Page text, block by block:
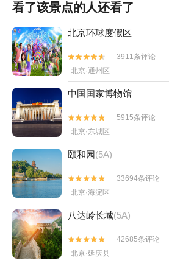
看了该景点的人还看了
北京环球度假区


3911条评论
北京·通州区
中国国家博物馆


5915条评论
北京·东城区
颐和园(5A)


33694条评论
北京·海淀区
八达岭长城(5A)


42685条评论
北京·延庆县